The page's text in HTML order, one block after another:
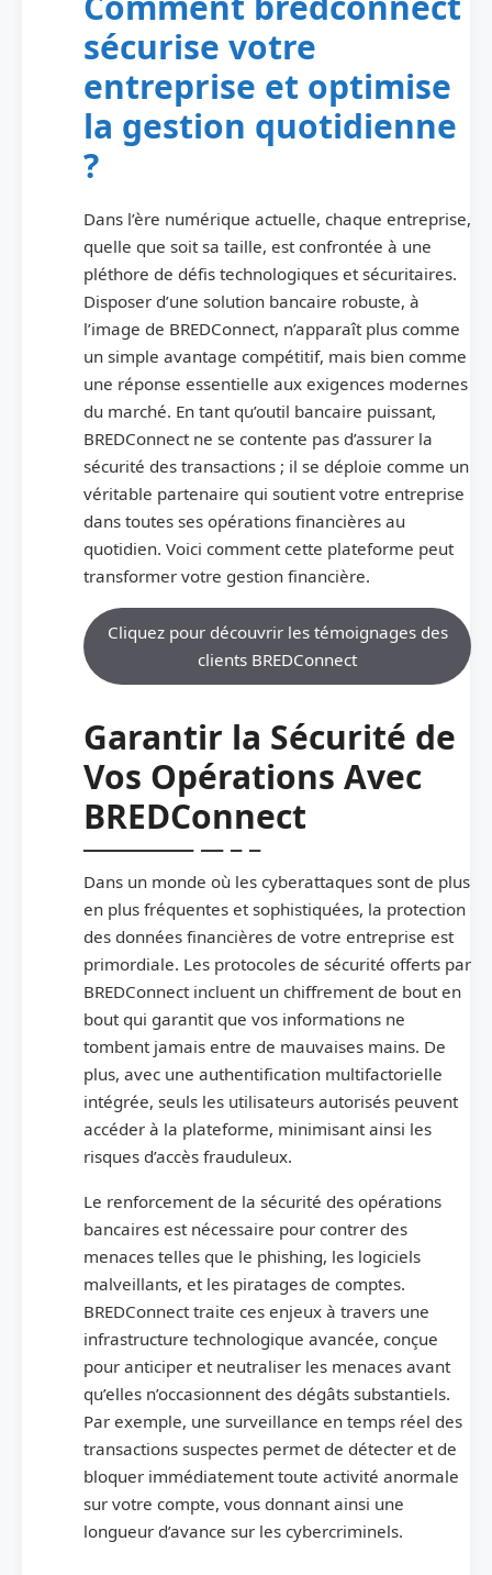
sécurise votre
entreprise et optimise
la gestion quotidienne
?
Dans l’ère numérique actuelle, chaque entreprise,
quelle que soit sa taille, est confrontée à une
pléthore de défis technologiques et sécuritaires.
Disposer d’une solution bancaire robuste, à
l’image de BREDConnect, n’apparaît plus comme
un simple avantage compétitif, mais bien comme
une réponse essentielle aux exigences modernes
du marché. En tant qu’outil bancaire puissant,
BREDConnect ne se contente pas d’assurer la
sécurité des transactions ; il se déploie comme un
véritable partenaire qui soutient votre entreprise
dans toutes ses opérations financières au
quotidien. Voici comment cette plateforme peut
transformer votre gestion financière.
Cliquez pour découvrir les témoignages des
clients BREDConnect
Garantir la Sécurité de
Vos Opérations Avec
BREDConnect
Dans un monde où les cyberattaques sont de plus
en plus fréquentes et sophistiquées, la protection
des données financières de votre entreprise est
primordiale. Les protocoles de sécurité offerts par
BREDConnect incluent un chiffrement de bout en
bout qui garantit que vos informations ne
tombent jamais entre de mauvaises mains. De
plus, avec une authentification multifactorielle
intégrée, seuls les utilisateurs autorisés peuvent
accéder à la plateforme, minimisant ainsi les
risques d’accès frauduleux.
Le renforcement de la sécurité des opérations
bancaires est nécessaire pour contrer des
menaces telles que le phishing, les logiciels
malveillants, et les piratages de comptes.
BREDConnect traite ces enjeux à travers une
infrastructure technologique avancée, conçue
pour anticiper et neutraliser les menaces avant
qu’elles n’occasionnent des dégâts substantiels.
Par exemple, une surveillance en temps réel des
transactions suspectes permet de détecter et de
bloquer immédiatement toute activité anormale
sur votre compte, vous donnant ainsi une
longueur d’avance sur les cybercriminels.